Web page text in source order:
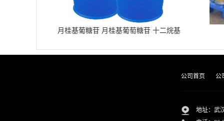
月桂基葡糖苷 月桂基葡萄糖苷 十二烷基
公司首页 公
地址：武